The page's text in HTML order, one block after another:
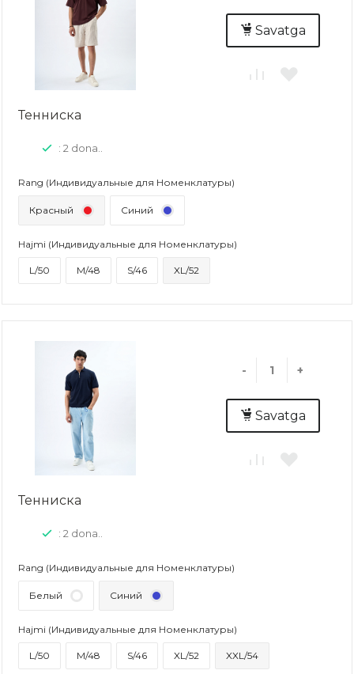
Savatga
Тенниска
: 2 dona..
Rang (Индивидуальные для Номенклатуры)
Красный Синий
Hajmi (Индивидуальные для Номенклатуры)
L/50 M/48 S/46 XL/52
- +
Savatga
Тенниска
: 2 dona..
Rang (Индивидуальные для Номенклатуры)
Белый Синий
Hajmi (Индивидуальные для Номенклатуры)
L/50 M/48 S/46 XL/52 XXL/54